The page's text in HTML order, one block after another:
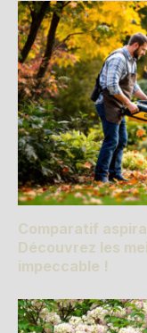
Comparatif
Découvrez les
impeccable !